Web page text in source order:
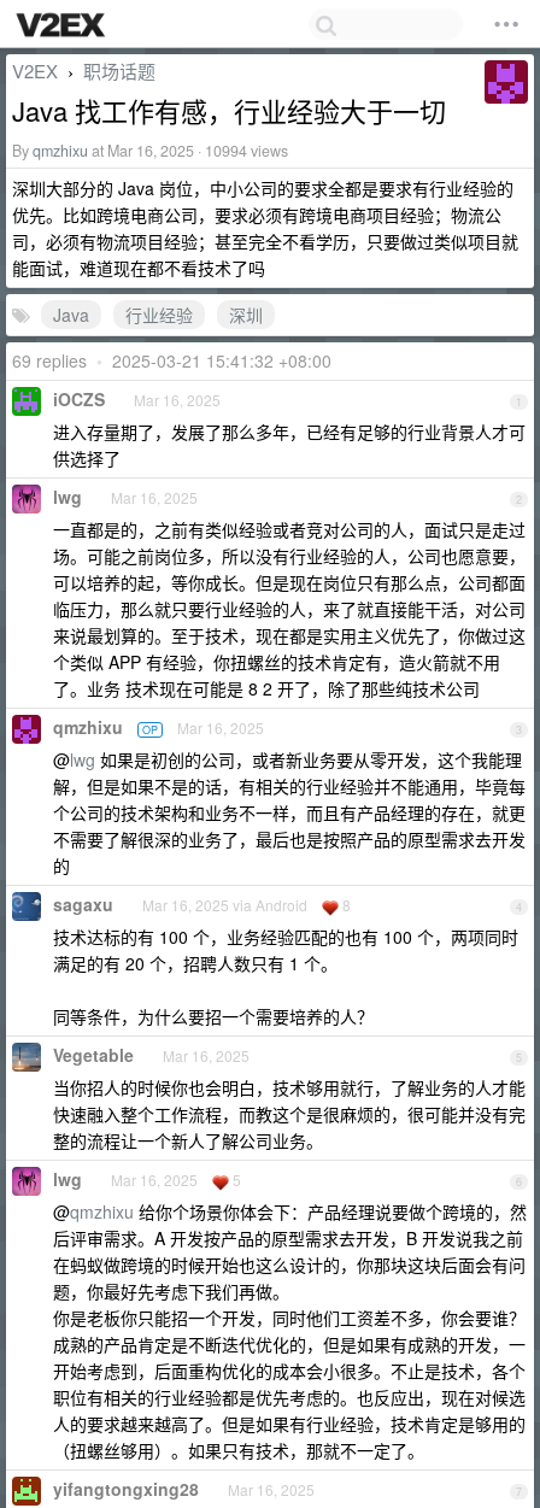
V2EX › 职场话题
Java 找工作有感，行业经验大于一切
Byqmzhixu at Mar 16, 2025 · 10994 views
深圳大部分的 Java 岗位，中小公司的要求全都是要求有行业经验的
优先。比如跨境电商公司，要求必须有跨境电商项目经验；物流公
司，必须有物流项目经验；甚至完全不看学历，只要做过类似项目就
能面试，难道现在都不看技术了吗
Java
行业经验
深圳
69 replies • 2025-03-21 15:41:32 +08:00
1
iOCZS Mar 16, 2025
进入存量期了，发展了那么多年，已经有足够的行业背景人才可
供选择了
2
lwg Mar 16, 2025
一直都是的，之前有类似经验或者竞对公司的人，面试只是走过
场。可能之前岗位多，所以没有行业经验的人，公司也愿意要，
可以培养的起，等你成长。但是现在岗位只有那么点，公司都面
临压力，那么就只要行业经验的人，来了就直接能干活，对公司
来说最划算的。至于技术，现在都是实用主义优先了，你做过这
个类似 APP 有经验，你扭螺丝的技术肯定有，造火箭就不用
了。业务 技术现在可能是 8 2 开了，除了那些纯技术公司
3
qmzhixu OP Mar 16, 2025
@lwg 如果是初创的公司，或者新业务要从零开发，这个我能理
解，但是如果不是的话，有相关的行业经验并不能通用，毕竟每
个公司的技术架构和业务不一样，而且有产品经理的存在，就更
不需要了解很深的业务了，最后也是按照产品的原型需求去开发
的
4
sagaxu Mar 16, 2025 via Android 8
技术达标的有 100 个，业务经验匹配的也有 100 个，两项同时
满足的有 20 个，招聘人数只有 1 个。
同等条件，为什么要招一个需要培养的人？
5
Vegetable Mar 16, 2025
当你招人的时候你也会明白，技术够用就行，了解业务的人才能
快速融入整个工作流程，而教这个是很麻烦的，很可能并没有完
整的流程让一个新人了解公司业务。
6
lwg Mar 16, 2025 5
@qmzhixu 给你个场景你体会下：产品经理说要做个跨境的，然
后评审需求。A 开发按产品的原型需求去开发，B 开发说我之前
在蚂蚁做跨境的时候开始也这么设计的，你那块这块后面会有问
题，你最好先考虑下我们再做。
你是老板你只能招一个开发，同时他们工资差不多，你会要谁？
成熟的产品肯定是不断迭代优化的，但是如果有成熟的开发，一
开始考虑到，后面重构优化的成本会小很多。不止是技术，各个
职位有相关的行业经验都是优先考虑的。也反应出，现在对候选
人的要求越来越高了。但是如果有行业经验，技术肯定是够用的
（扭螺丝够用）。如果只有技术，那就不一定了。
7
yifangtongxing28 Mar 16, 2025